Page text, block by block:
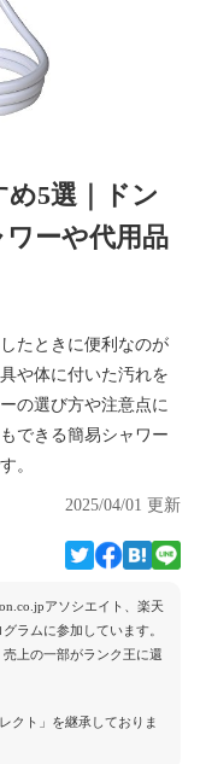
5選｜ドン
ーや代用品
たときに便利なのが
や体に付いた汚れを
の選び方や注意点に
できる簡易シャワー
。
2025/04/01 更新
アソシエイト、楽天
ラムに参加しています。
上の一部がランク王に還
クト」を継承しておりま